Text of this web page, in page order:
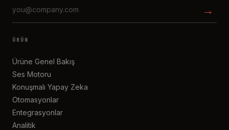
→
ÜRÜN
Ürüne Genel Bakış
Ses Motoru
Konuşmalı Yapay Zeka
Otomasyonlar
Entegrasyonlar
Analitik